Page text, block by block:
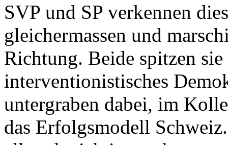
SVP und SP verkennen
gleichermassen und
Richtung. Beide spitzen
interventionistisches
untergraben dabei, im
das Erfolgsmodell